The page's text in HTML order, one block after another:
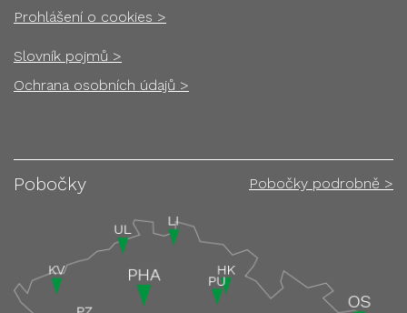
Prohlášení o cookies >
Slovník pojmů >
Ochrana osobních údajů >
Pobočky Pobočky podrobně >